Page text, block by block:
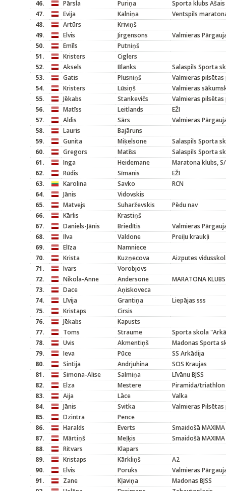
46.
Pārsla Puriņa
Sporta klubs Ašais
47.
Evija Kalniņa
Ventspils
48.
Artūrs
Kriviņš
49.
Elvis Jirgensons
Valmieras
50.
Emīls
Putniņš
51.
Kristers
Ciglers
52.
Aksels Blanks
Salaspils Sporta
53.
Gatis Plusniņš
Valmieras pilsētas
54.
Kristers Lūsiņš
Valmieras
55.
Jēkabs Stankevičs
Valmieras pilsētas
56.
Matīss Leitlands
EŽI
57.
Aldis Sārs
Valmieras
58.
Lauris
Bajāruns
59.
Gunita Miķelsone
Salaspils Sporta
60.
Gregors Matīss
Salaspils Sporta
61.
Inga Heidemane
Maratona klubs,
62.
Rūdis Sīmanis
EŽI
63.
Karolina Savko
RCN
64.
Jānis
Vidovskis
65.
Matvejs Suharževskis
Pēdu nav
66.
Kārlis
Krastiņš
67.
Daniels-Jānis Briedītis
Valmieras
68.
Ilva Valdone
Preiļu kraukļi
69.
Elīza
Namniece
70.
Krista Kuzņecova
Aizputes
71.
Ivars
Vorobjovs
72.
Nikola-Anne Andersone
MARATONA KLUBS
73.
Dace
Aņiskoveca
74.
Līvija Grantiņa
Liepājas sss
75.
Kristaps
Cirsis
76.
Jēkabs
Kapusts
77.
Toms Straume
Sporta skola
78.
Uvis Akmentiņš
Madonas Sporta
79.
Ieva Pūce
SS Arkādija
80.
Sintija Andrjuhina
SOS Kraujas
81.
Simona-Alise Salmiņa
Līvānu BJSS
82.
Elza Mestere
Piramida/triathlon
83.
Aija Lāce
Valka
84.
Jānis Svitka
Valmieras Pilsētas
85.
Dzintra
Pence
86.
Haralds Everts
Smaidošā
87.
Mārtiņš Meļķis
Smaidošā
88.
Ritvars
Klapars
89.
Kristaps Kārkliņš
A2
90.
Elvis Poruks
Valmieras
91.
Zane Kļaviņa
Madonas BJSS